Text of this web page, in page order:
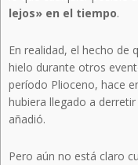
lejos» en el tiempo.
En realidad, el hecho de
hielo durante otros
período Plioceno, hace
hubiera llegado a
añadió.
Pero aún no está claro